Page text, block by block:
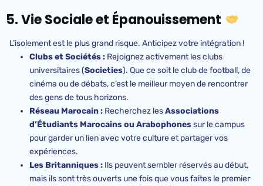
5. Vie Sociale et Épanouissement
L’isolement est le plus grand risque. Anticipez votre intégration !
Clubs et Sociétés : Rejoignez activement les clubs
universitaires (Societies). Que ce soit le club de football, de
cinéma ou de débats, c’est le meilleur moyen de rencontrer
des gens de tous horizons.
Réseau Marocain : Recherchez lesAssociations
d’Étudiants Marocains ou Arabophonessur le campus
pour garder un lien avec votre culture et partager vos
expériences.
Les Britanniques : Ils peuvent sembler réservés au début,
mais ils sont très ouverts une fois que vous faites le premier